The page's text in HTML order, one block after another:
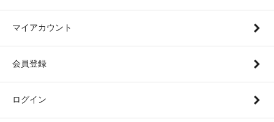
マイアカウント
会員登録
ログイン